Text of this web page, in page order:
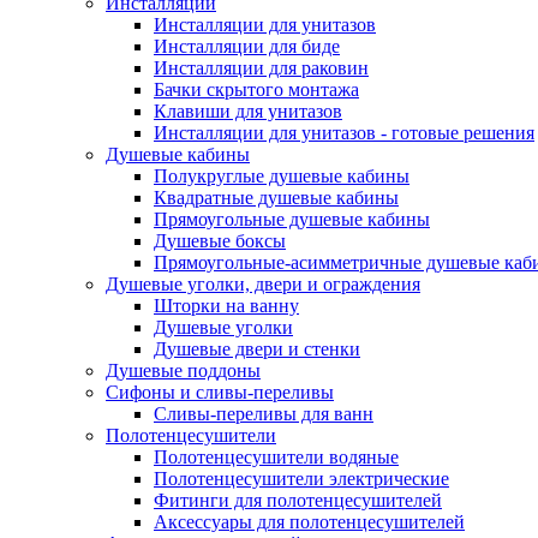
Инсталляции для унитазов
Инсталляции для биде
Инсталляции для раковин
Бачки скрытого монтажа
Клавиши для унитазов
Инсталляции для унитазов - готовые решения
Душевые кабины
Полукруглые душевые кабины
Квадратные душевые кабины
Прямоугольные душевые кабины
Душевые боксы
Прямоугольные-асимметричные душевые
Душевые уголки, двери и ограждения
Шторки на ванну
Душевые уголки
Душевые двери и стенки
Душевые поддоны
Сифоны и сливы-переливы
Сливы-переливы для ванн
Полотенцесушители
Полотенцесушители водяные
Полотенцесушители электрические
Фитинги для полотенцесушителей
Аксессуары для полотенцесушителей